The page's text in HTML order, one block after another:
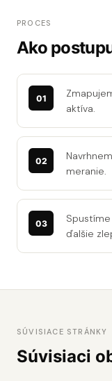
PROCES
Ako
aktíva.
meranie.
ďalšie
SÚVISIACE STRÁNKY
Súvisiaci